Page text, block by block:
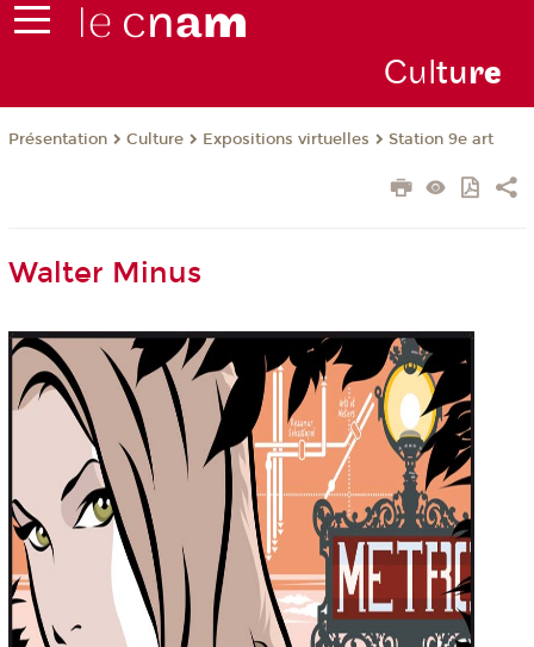
Culture
Présentation Culture Expositions virtuelles Station 9e art
Walter Minus